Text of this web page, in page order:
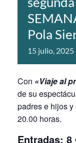
Pola
15 julio,
Con «Viaje al
de su
padres e hijos
20.00 horas.
Entradas: 8